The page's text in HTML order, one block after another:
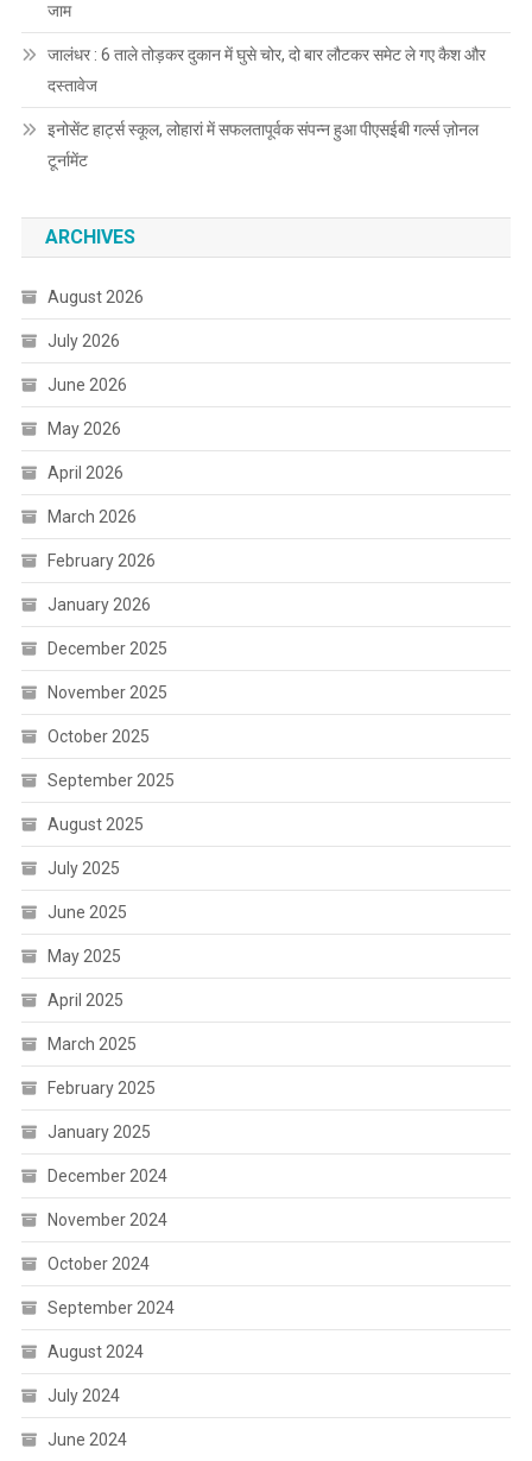
जाम
जालंधर : 6 ताले तोड़कर दुकान में घुसे चोर, दो बार लौटकर समेट ले गए कैश और
दस्तावेज
इनोसेंट हार्ट्स स्कूल, लोहारां में सफलतापूर्वक संपन्न हुआ पीएसईबी गर्ल्स ज़ोनल
टूर्नामेंट
ARCHIVES
August 2026
July 2026
June 2026
May 2026
April 2026
March 2026
February 2026
January 2026
December 2025
November 2025
October 2025
September 2025
August 2025
July 2025
June 2025
May 2025
April 2025
March 2025
February 2025
January 2025
December 2024
November 2024
October 2024
September 2024
August 2024
July 2024
June 2024